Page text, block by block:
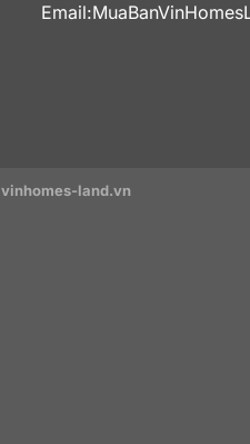
Email:
vinhomes-land.vn